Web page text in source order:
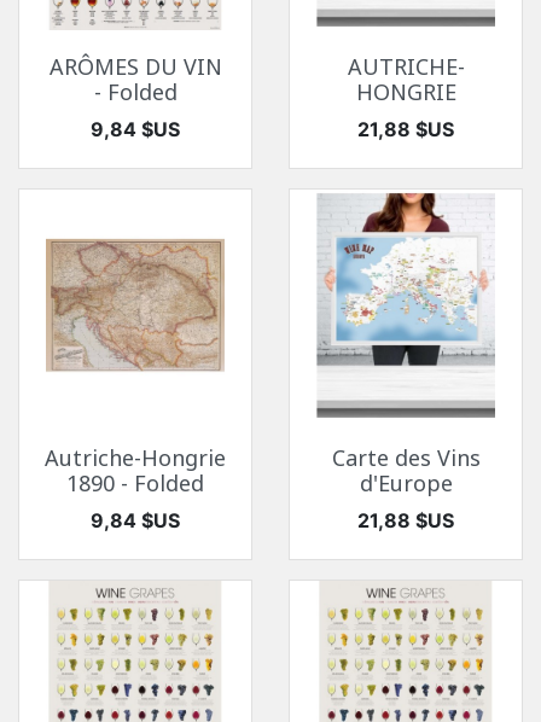
ARÔMES DU VIN
- Folded
Prix
9,84 $US
AUTRICHE-
HONGRIE
Prix
21,88 $US
Autriche-Hongrie
1890 - Folded
Prix
9,84 $US
Carte des Vins
d'Europe
Prix
21,88 $US